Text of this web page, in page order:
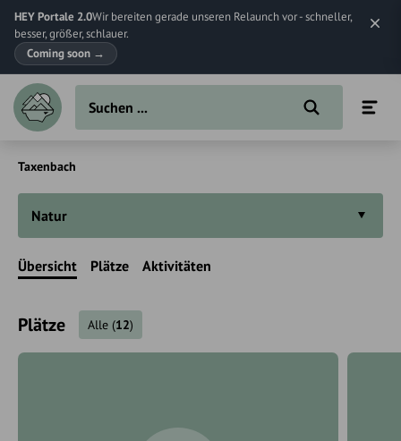
HEY Portale 2.0Wir bereiten gerade unseren Relaunch vor - schneller,
besser, größer, schlauer.
Coming soon →
Taxenbach
Natur
Übersicht Plätze Aktivitäten
Plätze Alle (12)